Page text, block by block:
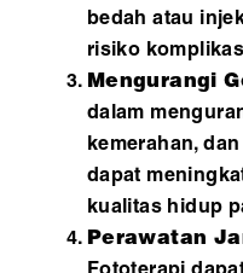
bedah atau
risiko
Mengurangi
dalam
kemerahan,
dapat
kualitas hidup
Perawatan